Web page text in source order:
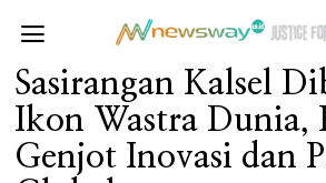
Sasirangan Kalsel
Ikon Wastra Dunia,
Genjot Inovasi dan